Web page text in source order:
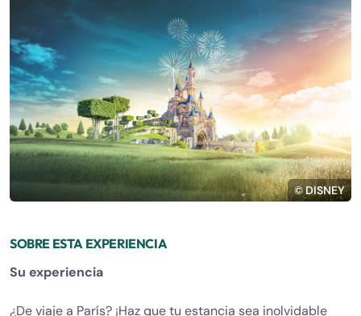
© DISNEY
SOBRE ESTA EXPERIENCIA
Su experiencia
¿De viaje a París? ¡Haz que tu estancia sea inolvidable